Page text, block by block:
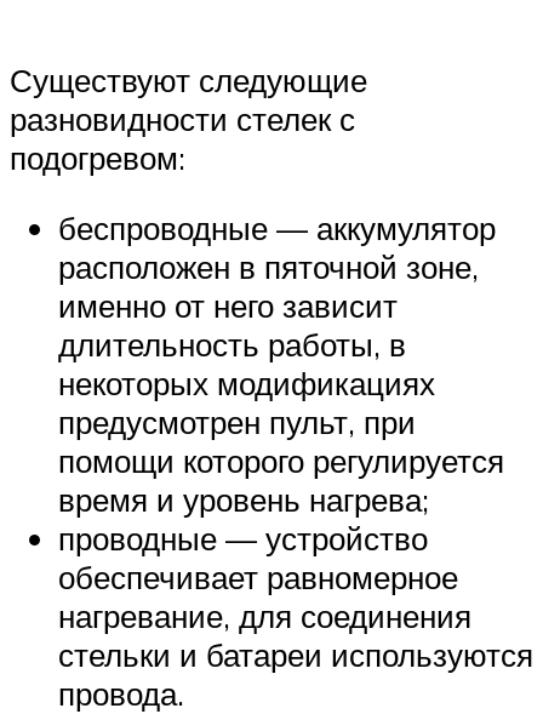
Существуют следующие
разновидности стелек с
подогревом:
беспроводные — аккумулятор
расположен в пяточной зоне,
именно от него зависит
длительность работы, в
некоторых модификациях
предусмотрен пульт, при
помощи которого регулируется
время и уровень нагрева;
проводные — устройство
обеспечивает равномерное
нагревание, для соединения
стельки и батареи используются
провода.